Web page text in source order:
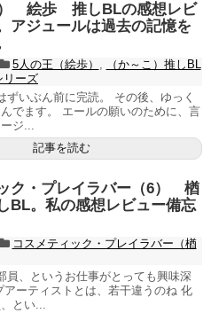
絵歩 推しBLの感想レビ
アジュールは過去の記憶を
5人の王（絵歩） ,
（か～こ）推しBL
リーズ
ずいぶん前に完読。 その後、ゆっく
でます。 エールの願いのために、言
ジ...
記事を読む
ク・プレイラバー（6） 楢
。私の感想レビュー備忘
コスメティック・プレイラバー（楢
員、というお仕事がとっても興味深
アーティストとは、若干違うのね 化
とい...